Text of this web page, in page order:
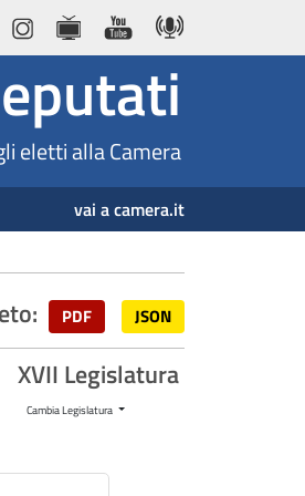
eletti alla Camera
vai a camera.it
PDF JSON
XVII Legislatura
Cambia Legislatura